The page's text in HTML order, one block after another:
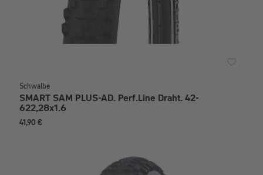
Schwalbe
SMART SAM PLUS-AD. Perf.Line Draht. 42-
622,28x1.6
41,90 €